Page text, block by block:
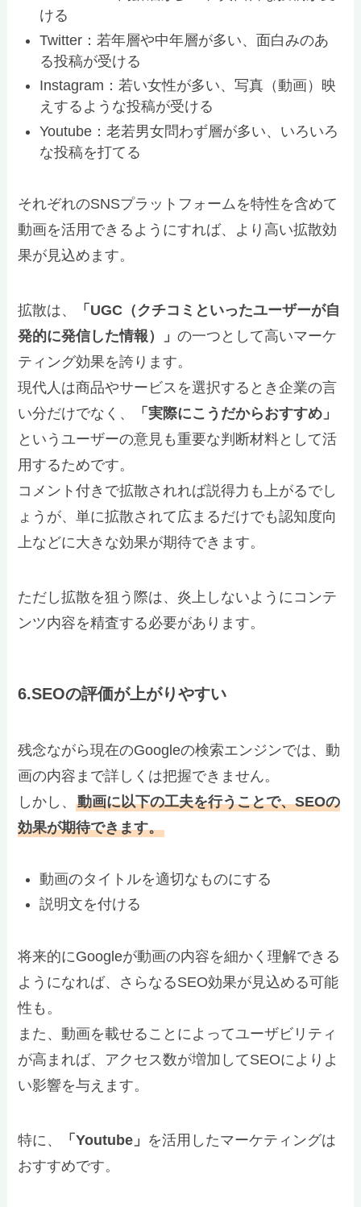
ける
Twitter：若年層や中年層が多い、面白みのあ
る投稿が受ける
Instagram：若い女性が多い、写真（動画）映
えするような投稿が受ける
Youtube：老若男女問わず層が多い、いろいろ
な投稿を打てる
それぞれのSNSプラットフォームを特性を含めて
動画を活用できるようにすれば、より高い拡散効
果が見込めます。
拡散は、
「UGC（クチコミといったユーザーが自
発的に発信した情報）」の一つとして高いマーケ
ティング効果を誇ります。
現代人は商品やサービスを選択するとき企業の言
い分だけでなく、
「実際にこうだからおすすめ」
というユーザーの意見も重要な判断材料として活
用するためです。
コメント付きで拡散されれば説得力も上がるでし
ょうが、単に拡散されて広まるだけでも認知度向
上などに大きな効果が期待できます。
ただし拡散を狙う際は、炎上しないようにコンテ
ンツ内容を精査する必要があります。
6.SEOの評価が上がりやすい
残念ながら現在のGoogleの検索エンジンでは、動
画の内容まで詳しくは把握できません。
しかし、動画に以下の工夫を行うことで、SEOの
効果が期待できます。
動画のタイトルを適切なものにする
説明文を付ける
将来的にGoogleが動画の内容を細かく理解できる
ようになれば、さらなるSEO効果が見込める可能
性も。
また、動画を載せることによってユーザビリティ
が高まれば、アクセス数が増加してSEOによりよ
い影響を与えます。
特に、 「Youtube」 を活用したマーケティングは
おすすめです。